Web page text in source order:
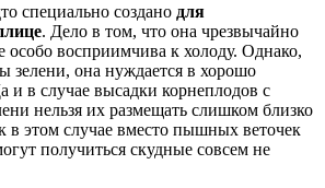
специально создано для
. Дело в том, что она чрезвычайно
особо восприимчива к холоду. Однако,
зелени, она нуждается в хорошо
и в случае высадки корнеплодов с
нельзя их размещать слишком близко
в этом случае вместо пышных веточек
получиться скудные совсем не